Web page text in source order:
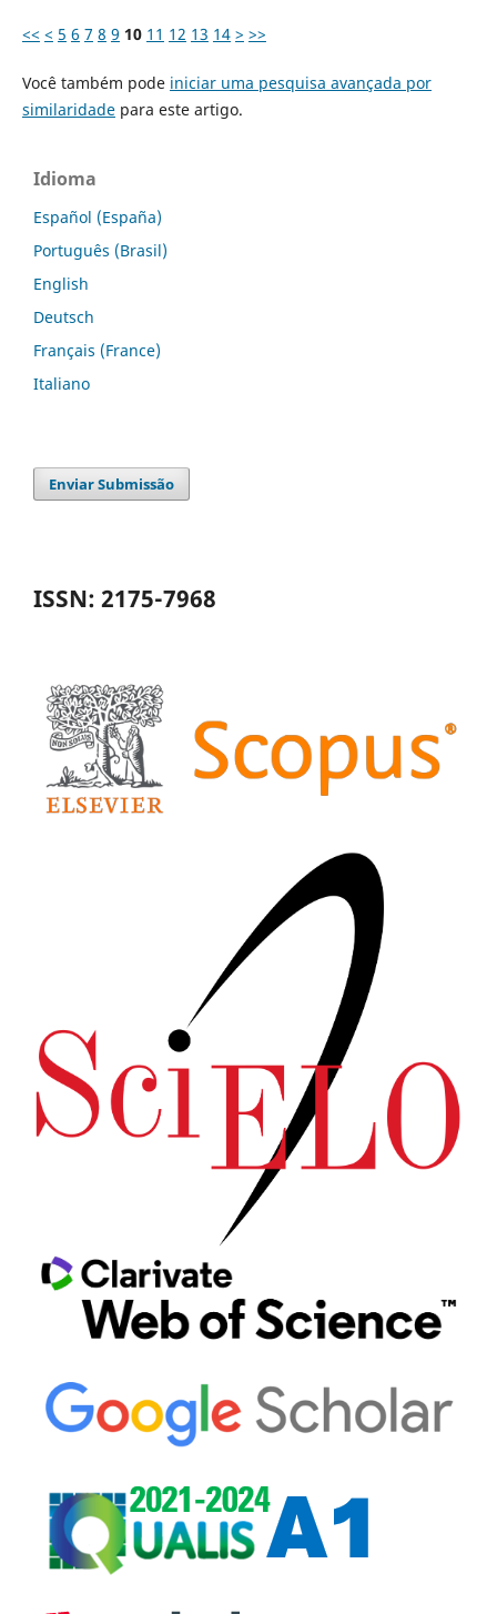
<< < 5 6 7 8 9 10 11 12 13 14 > >>
Você também pode iniciar uma pesquisa avançada por
similaridadepara este artigo.
Idioma
Español (España)
Português (Brasil)
English
Deutsch
Français (France)
Italiano
Enviar Submissão
ISSN: 2175-7968